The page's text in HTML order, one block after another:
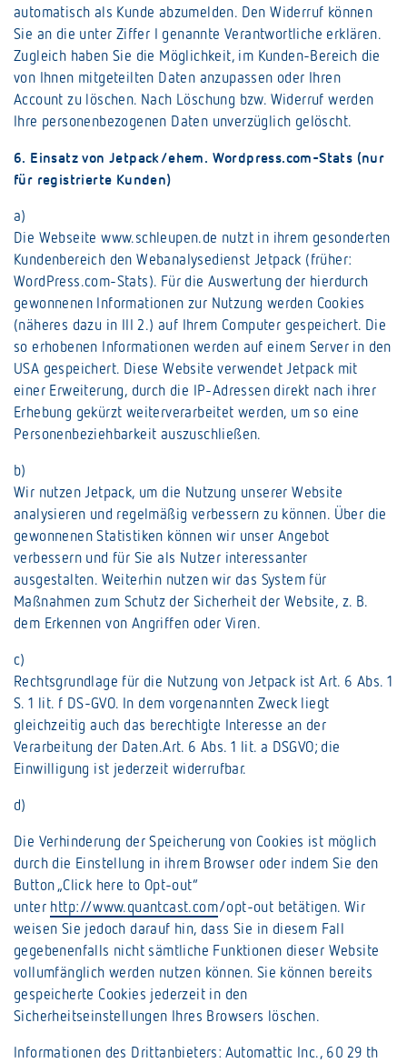
automatisch als Kunde abzumelden. Den Widerruf können
Sie an die unter Ziffer I genannte Verantwortliche erklären.
Zugleich haben Sie die Möglichkeit, im Kunden-Bereich die
von Ihnen mitgeteilten Daten anzupassen oder Ihren
Account zu löschen. Nach Löschung bzw. Widerruf werden
Ihre personenbezogenen Daten unverzüglich gelöscht.
6. Einsatz von Jetpack/ehem. Wordpress.com-Stats (nur
für registrierte Kunden)
a)
Die Webseite www.schleupen.de nutzt in ihrem gesonderten
Kundenbereich den Webanalysedienst Jetpack (früher:
WordPress.com-Stats). Für die Auswertung der hierdurch
gewonnenen Informationen zur Nutzung werden Cookies
(näheres dazu in III 2.) auf Ihrem Computer gespeichert. Die
so erhobenen Informationen werden auf einem Server in den
USA gespeichert. Diese Website verwendet Jetpack mit
einer Erweiterung, durch die IP-Adressen direkt nach ihrer
Erhebung gekürzt weiterverarbeitet werden, um so eine
Personenbeziehbarkeit auszuschließen.
b)
Wir nutzen Jetpack, um die Nutzung unserer Website
analysieren und regelmäßig verbessern zu können. Über die
gewonnenen Statistiken können wir unser Angebot
verbessern und für Sie als Nutzer interessanter
ausgestalten. Weiterhin nutzen wir das System für
Maßnahmen zum Schutz der Sicherheit der Website, z. B.
dem Erkennen von Angriffen oder Viren.
c)
Rechtsgrundlage für die Nutzung von Jetpack ist Art. 6 Abs. 1
S. 1 lit. f DS-GVO. In dem vorgenannten Zweck liegt
gleichzeitig auch das berechtigte Interesse an der
Verarbeitung der Daten.Art. 6 Abs. 1 lit. a DSGVO; die
Einwilligung ist jederzeit widerrufbar.
d)
Die Verhinderung der Speicherung von Cookies ist möglich
durch die Einstellung in ihrem Browser oder indem Sie den
Button „Click here to Opt-out“
unter http://www.quantcast.com/opt-out betätigen. Wir
weisen Sie jedoch darauf hin, dass Sie in diesem Fall
gegebenenfalls nicht sämtliche Funktionen dieser Website
vollumfänglich werden nutzen können. Sie können bereits
gespeicherte Cookies jederzeit in den
Sicherheitseinstellungen Ihres Browsers löschen.
Informationen des Drittanbieters: Automattic Inc., 60 29 th